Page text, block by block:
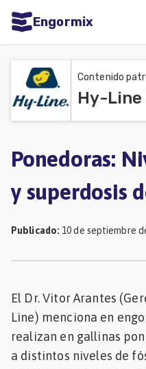
Engormix
Agricultura
Avicultura
Ganadería
Porcicultura
Mascotas
Contenido
Hy-
Ponedoras:
y superdosis
Publicado: 10 de septiembre
El Dr. Vitor Arantes
Line) menciona en
realizan en gallinas
a distintos niveles de